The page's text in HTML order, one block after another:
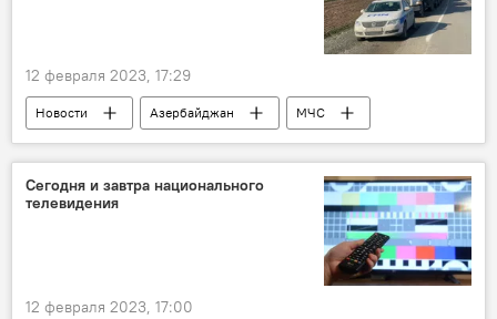
12 февраля 2023, 17:29
Новости Азербайджан
МЧС
Турция
землетрясение
Сегодня и завтра национального
телевидения
12 февраля 2023, 17:00